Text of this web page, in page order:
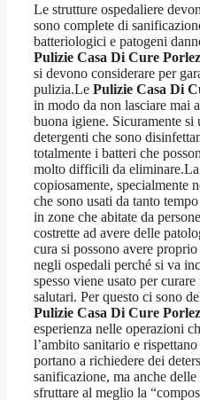
Le strutture ospedaliere
sono complete di
batteriologici e patogeni
Pulizie Casa Di Cure
si devono considerare per
pulizia.Le Pulizie Casa Di
in modo da non lasciare mai
buona igiene. Sicuramente si
detergenti che sono
totalmente i batteri che
molto difficili da
copiosamente, specialmente
che sono usati da tanto
in zone che abitate da
costrette ad avere delle
cura si possono avere
negli ospedali perché si va
spesso viene usato per
salutari. Per questo ci sono
Pulizie Casa Di Cure
esperienza nelle operazioni
l’ambito sanitario e
portano a richiedere dei
sanificazione, ma anche
sfruttare al meglio la